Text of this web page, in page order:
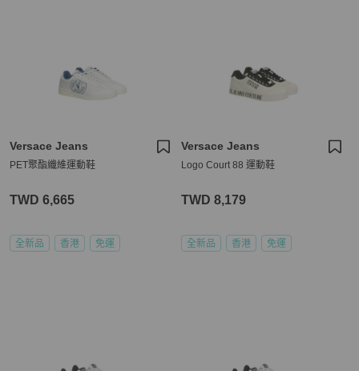
Versace Jeans
PET聚酯纖維運動鞋
TWD 6,665
全新品 香港 免運
Versace Jeans
Logo Court 88 運動鞋
TWD 8,179
全新品 香港 免運